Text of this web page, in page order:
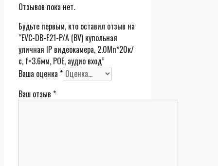
Отзывов пока нет.
Будьте первым, кто оставил отзыв на
“EVC-DB-F21-P/A (BV) купольная
уличная IP видеокамера, 2.0Мп*20к/
с, f=3.6мм, POE, аудио вход”
Ваша оценка *
Ваш отзыв *